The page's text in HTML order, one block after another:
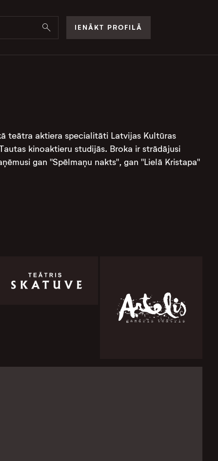
IENĀKT PROFILĀ
teātra aktiera specialitāti Latvijas Kultūras
kinoaktieru studijās. Broka ir strādājusi
gan "Spēlmaņu nakts", gan "Lielā Kristapa"